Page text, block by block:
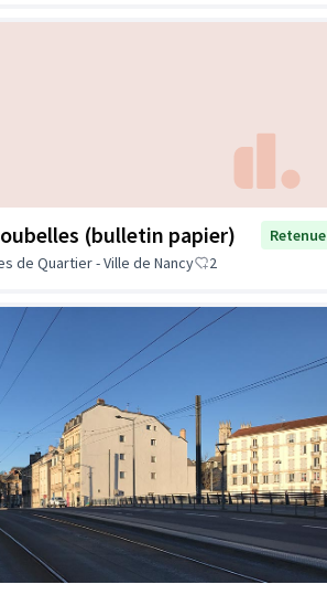
(bulletin papier)
Retenue
de Quartier - Ville de Nancy
2